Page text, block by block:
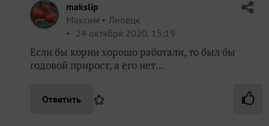
makslip
Максим
Липецк
24 октября 2020, 15:19
Если бы корни хорошо работали, то был бы
годовой прирост, а его нет…
Ответить ✿